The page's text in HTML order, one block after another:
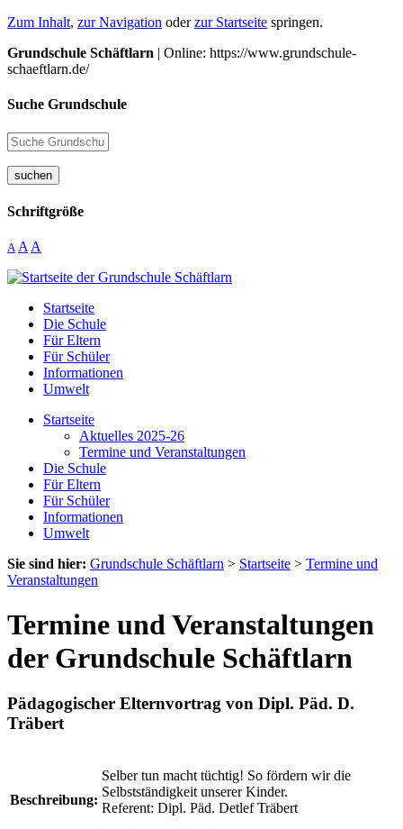
Zum Inhalt, zur Navigation oderzur Startseite springen.
Grundschule Schäftlarn | Online: https://www.grundschule-
schaeftlarn.de/
Suche Grundschule
suchen
Schriftgröße
A A A
Startseite
Die Schule
Für Eltern
Für Schüler
Informationen
Umwelt
Startseite
Aktuelles 2025-26
Termine und Veranstaltungen
Die Schule
Für Eltern
Für Schüler
Informationen
Umwelt
Sie sind hier: Grundschule Schäftlarn > Startseite > Termine und
Veranstaltungen
Termine und Veranstaltungen
der Grundschule Schäftlarn
Pädagogischer Elternvortrag von Dipl. Päd. D.
Träbert
Beschreibung:
Selber tun macht tüchtig! So fördern wir die
Selbstständigkeit unserer Kinder.
Referent: Dipl. Päd. Detlef Träbert